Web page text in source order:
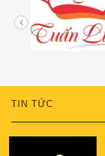
TIN TỨC